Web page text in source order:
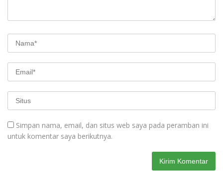
Simpan nama, email, dan situs web saya pada peramban ini
untuk komentar saya berikutnya.